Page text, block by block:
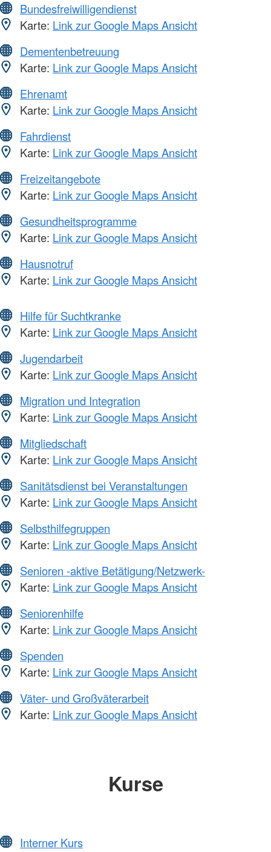
Bundesfreiwilligendienst
Karte: Link zur Google Maps Ansicht
Dementenbetreuung
Karte: Link zur Google Maps Ansicht
Ehrenamt
Karte: Link zur Google Maps Ansicht
Fahrdienst
Karte: Link zur Google Maps Ansicht
Freizeitangebote
Karte: Link zur Google Maps Ansicht
Gesundheitsprogramme
Karte: Link zur Google Maps Ansicht
Hausnotruf
Karte: Link zur Google Maps Ansicht
Hilfe für Suchtkranke
Karte: Link zur Google Maps Ansicht
Jugendarbeit
Karte: Link zur Google Maps Ansicht
Migration und Integration
Karte: Link zur Google Maps Ansicht
Mitgliedschaft
Karte: Link zur Google Maps Ansicht
Sanitätsdienst bei Veranstaltungen
Karte: Link zur Google Maps Ansicht
Selbsthilfegruppen
Karte: Link zur Google Maps Ansicht
Senioren -aktive Betätigung/Netzwerk-
Karte: Link zur Google Maps Ansicht
Seniorenhilfe
Karte: Link zur Google Maps Ansicht
Spenden
Karte: Link zur Google Maps Ansicht
Väter- und Großväterarbeit
Karte: Link zur Google Maps Ansicht
Kurse
Interner Kurs